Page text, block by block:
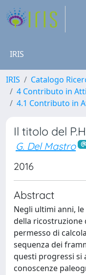
IRIS
IRIS
Catalogo
4 Contributo in
4.1 Contributo in
Il titolo del
G. Del Mastro
2016
Abstract
Negli ultimi anni,
della ricostruzione
permesso di
sequenza dei
questi progressi si
conoscenze